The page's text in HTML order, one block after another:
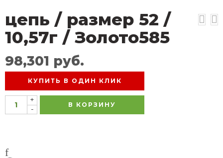
цепь / размер 52 /
10,57г / Золото585
98,301 руб.
КУПИТЬ В ОДИН КЛИК
+
-
В КОРЗИНУ